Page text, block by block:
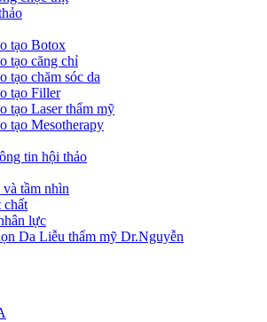
tạo Botox
tạo căng chỉ
tạo chăm sóc da
tạo Filler
tạo Laser thẩm mỹ
tạo Mesotherapy
tin hội thảo
tầm nhìn
chất
lực
Da Liễu thẩm mỹ Dr.Nguyễn